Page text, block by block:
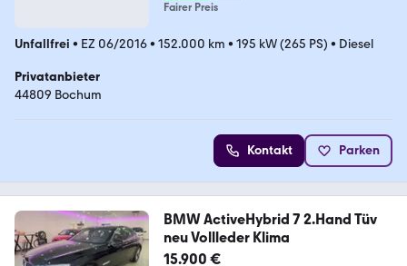
Fairer Preis
Unfallfrei • EZ 06/2016• 152.000 km • 195 kW (265 PS) • Diesel
Privatanbieter
44809 Bochum
Kontakt Parken
BMW ActiveHybrid 7 2.Hand Tüv
neu Vollleder Klima
15.900 €